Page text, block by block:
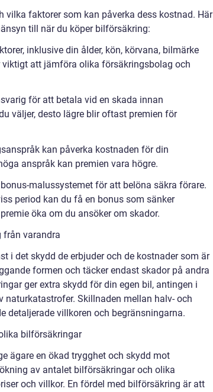
faktorer som kan påverka dess kostnad. Här
till när du köper bilförsäkring:
inklusive din ålder, kön, körvana, bilmärke
viktigt att jämföra olika försäkringsbolag och
för att betala vid en skada innan
väljer, desto lägre blir oftast premien för
kan påverka kostnaden för din
anspråk kan premien vara högre.
malussystemet för att belöna säkra förare.
period kan du få en bonus som sänker
öka om du ansöker om skador.
från varandra
i det skydd de erbjuder och de kostnader som är
formen och täcker endast skador på andra
ger extra skydd för din egen bil, antingen i
naturkatastrofer. Skillnaden mellan halv- och
detaljerade villkoren och begränsningarna.
bilförsäkringar
ägare en ökad trygghet och skydd mot
av antalet bilförsäkringar och olika
och villkor. En fördel med bilförsäkring är att